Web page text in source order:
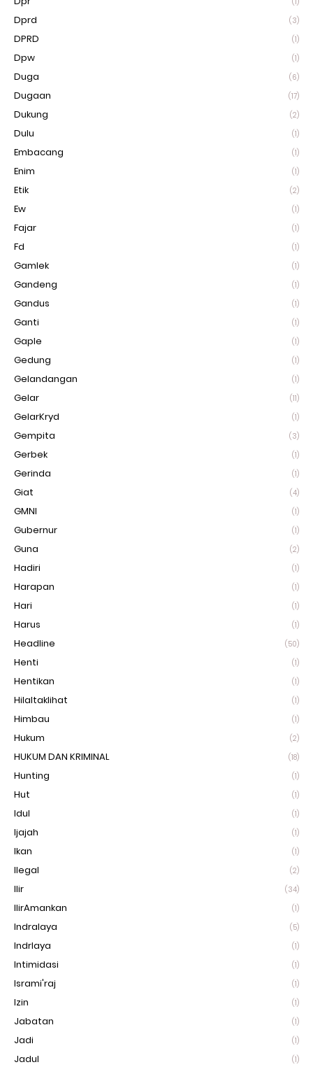
Dprd (3)
DPRD (1)
Dpw (1)
Duga (6)
Dugaan (17)
Dukung (2)
Dulu (1)
Embacang (1)
Enim (1)
Etik (2)
Ew (1)
Fajar (1)
Fd (1)
Gamlek (1)
Gandeng (1)
Gandus (1)
Ganti (1)
Gaple (1)
Gedung (1)
Gelandangan (1)
Gelar (11)
GelarKryd (1)
Gempita (3)
Gerbek (1)
Gerinda (1)
Giat (4)
GMNI (1)
Gubernur (1)
Guna (2)
Hadiri (1)
Harapan (1)
Hari (1)
Harus (1)
Headline (50)
Henti (1)
Hentikan (1)
Hilaltaklihat (1)
Himbau (1)
Hukum (2)
HUKUM DAN KRIMINAL (18)
Hunting (1)
Hut (1)
Idul (1)
Ijajah (1)
Ikan (1)
Ilegal (2)
Ilir (34)
IlirAmankan (1)
Indralaya (5)
Indrlaya (1)
Intimidasi (1)
Isrami'raj (1)
Izin (1)
Jabatan (1)
Jadi (1)
Jadul (1)